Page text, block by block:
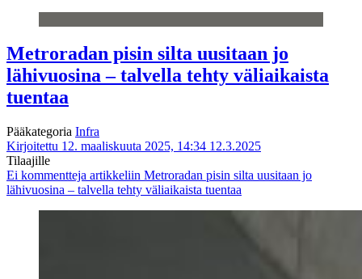
Metroradan pisin silta uusitaan jo
lähivuosina – talvella tehty väliaikaista
tuentaa
Pääkategoria Infra
Kirjoitettu 12. maaliskuuta 2025, 14:34 12.3.2025
Tilaajille
Ei kommentteja artikkeliin Metroradan pisin silta uusitaan jo
lähivuosina – talvella tehty väliaikaista tuentaa